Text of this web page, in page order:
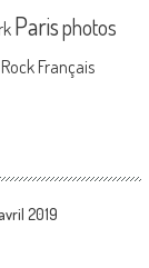
Parisphotos
Rock Français
2019